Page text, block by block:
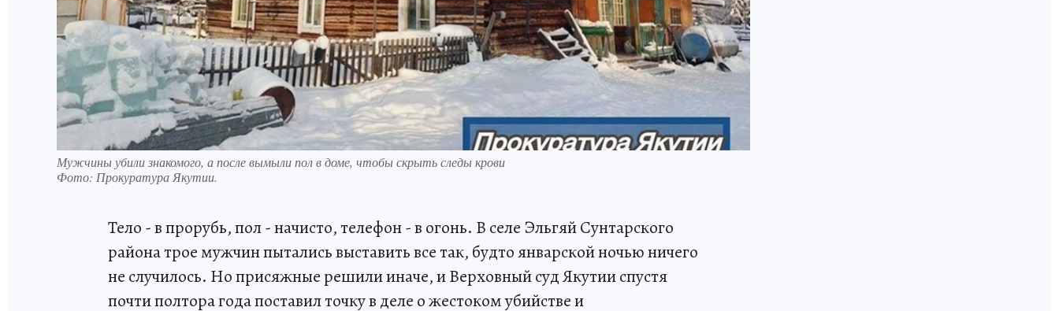
Мужчины убили знакомого, а после вымыли пол в доме, чтобы скрыть следы крови
Фото: Прокуратура Якутии.
Тело - в прорубь, пол - начисто, телефон - в огонь. В селе Эльгяй Сунтарского
района трое мужчин пытались выставить все так, будто январской ночью ничего
не случилось. Но присяжные решили иначе, и Верховный суд Якутии спустя
почти полтора года поставил точку в деле о жестоком убийстве и